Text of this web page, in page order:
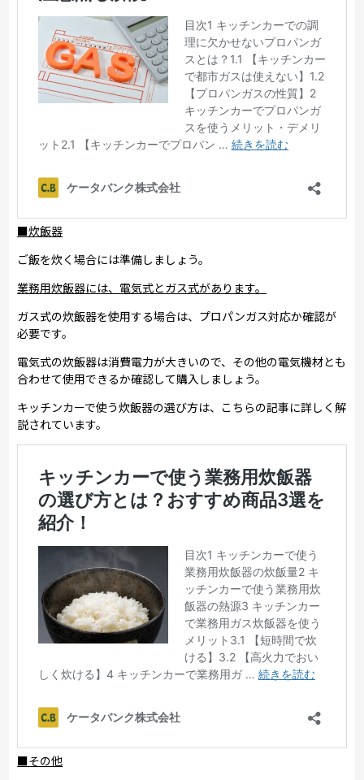
■炊飯器
ご飯を炊く場合には準備しましょう。
業務用炊飯器には、電気式とガス式があります。
ガス式の炊飯器を使用する場合は、プロパンガス対応か確認が
必要です。
電気式の炊飯器は消費電力が大きいので、その他の電気機材とも
合わせて使用できるか確認して購入しましょう。
キッチンカーで使う炊飯器の選び方は、こちらの記事に詳しく解
説されています。
■その他